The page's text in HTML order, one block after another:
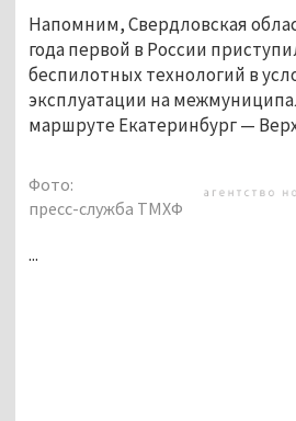
Напомним, Свердловская
года первой в России
беспилотных технологий в
эксплуатации на
маршруте Екатеринбург —
Фото:
пресс-служба ТМХФ
...